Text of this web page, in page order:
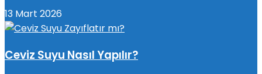
13 Mart 2026
Ceviz Suyu Nasıl Yapılır?